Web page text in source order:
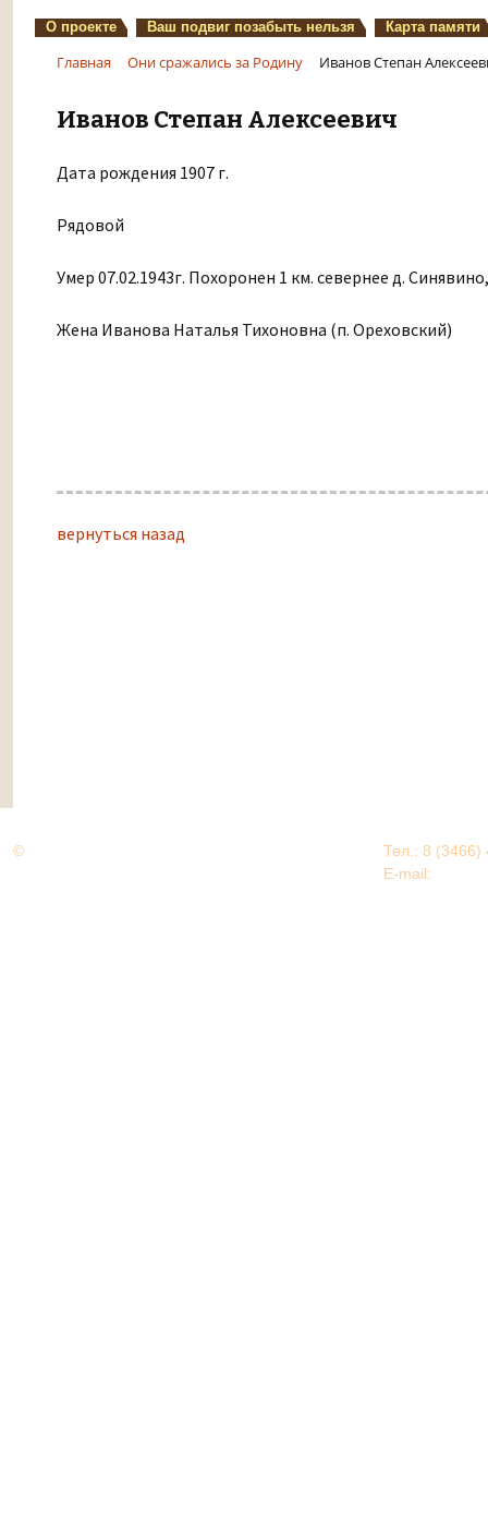
О проекте Ваш подвиг позабыть нельзя Карта памяти
Главная Они сражались за Родину Иванов Степан
Иванов Степан Алексеевич
Дата рождения 1907 г.
Рядовой
Умер 07.02.1943г. Похоронен 1 км. севернее д.
Жена Иванова Наталья Тихоновна (п. Ореховский)
вернуться назад
©
Тел.: 8 (3466)
E-mail: